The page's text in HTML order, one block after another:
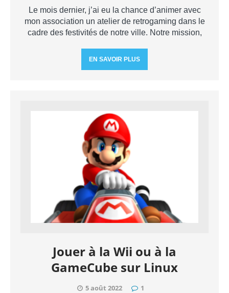
Le mois dernier, j’ai eu la chance d’animer avec
mon association un atelier de retrogaming dans le
cadre des festivités de notre ville. Notre mission,
EN SAVOIR PLUS
Jouer à la Wii ou à la
GameCube sur Linux
5 août 2022 1